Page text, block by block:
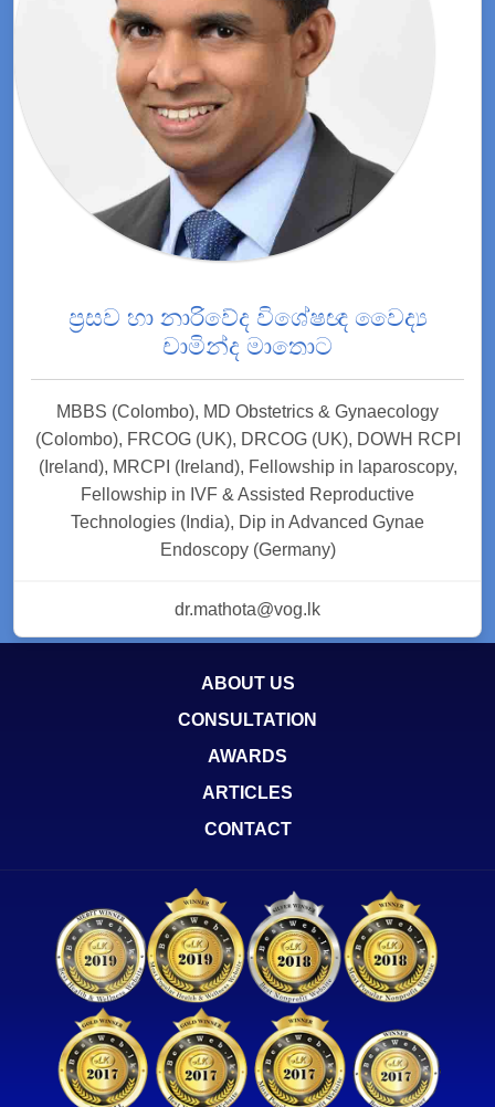
ප්‍රසව හා නාරිවේද විශේෂඥ වෛද්‍ය
චාමින්ද මාතොට
MBBS (Colombo), MD Obstetrics & Gynaecology
(Colombo), FRCOG (UK), DRCOG (UK), DOWH RCPI
(Ireland), MRCPI (Ireland), Fellowship in laparoscopy,
Fellowship in IVF & Assisted Reproductive
Technologies (India), Dip in Advanced Gynae
Endoscopy (Germany)
dr.mathota@vog.lk
ABOUT US
CONSULTATION
AWARDS
ARTICLES
CONTACT